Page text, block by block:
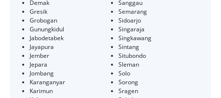
Demak
Gresik
Grobogan
Gunungkidul
Jabodetabek
Jayapura
Jember
Jepara
Jombang
Karanganyar
Karimun
Sanggau
Semarang
Sidoarjo
Singaraja
Singkawang
Sintang
Situbondo
Sleman
Solo
Sorong
Sragen